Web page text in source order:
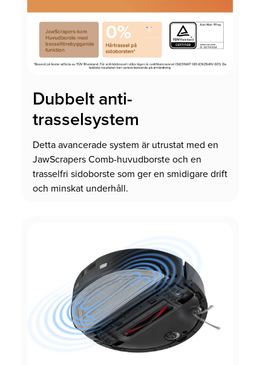
Dubbelt anti-
trasselsystem
Detta avancerade system är utrustat med en
JawScrapers Comb-huvudborste och en
trasselfri sidoborste som ger en smidigare drift
och minskat underhåll.